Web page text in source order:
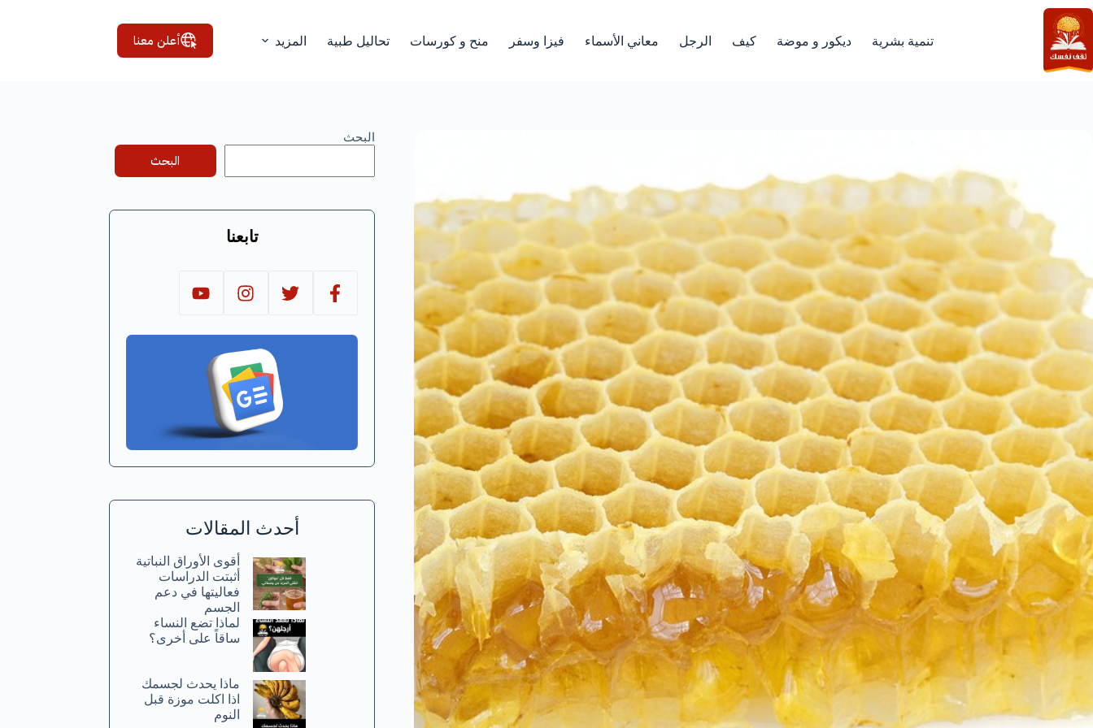
التجاوز
إلى
المحتوى
تنمية بشرية ديكور و موضة كيف الرجل معاني الأسماء فيزا وسفر منح و كورسات تحاليل طبية المزيد أعلن معنا
البحث
البحث
تابعنا
أحدث المقالات
أقوى الأوراق النباتية
أثبتت الدراسات
فعاليتها في دعم
الجسم
لماذا تضع النساء
ساقاً على أخرى؟
ماذا يحدث لجسمك
اذا اكلت موزة قبل
النوم